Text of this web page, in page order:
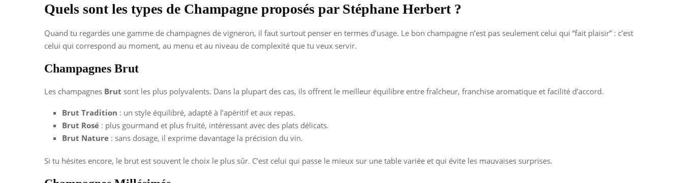
Quels sont les types de Champagne proposés par Stéphane Herbert ?
Quand tu regardes une gamme de champagnes de vigneron, il faut surtout penser en termes d’usage. Le bon champagne n’est pas seulement celui qui “fait plaisir” : c’est
celui qui correspond au moment, au menu et au niveau de complexité que tu veux servir.
Champagnes Brut
Les champagnes Brut sont les plus polyvalents. Dans la plupart des cas, ils offrent le meilleur équilibre entre fraîcheur, franchise aromatique et facilité d’accord.
Brut Tradition : un style équilibré, adapté à l’apéritif et aux repas.
Brut Rosé : plus gourmand et plus fruité, intéressant avec des plats délicats.
Brut Nature : sans dosage, il exprime davantage la précision du vin.
Si tu hésites encore, le brut est souvent le choix le plus sûr. C’est celui qui passe le mieux sur une table variée et qui évite les mauvaises surprises.